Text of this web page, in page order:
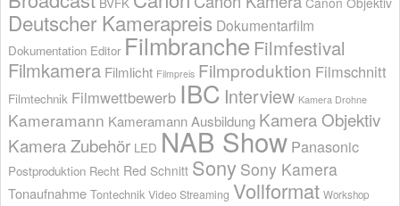
Deutscher Kamerapreis Dokumentarfilm
Dokumentation Editor Filmbranche Filmfestival
Filmkamera Filmlicht Filmpreis Filmproduktion Filmschnitt
Filmtechnik Filmwettbewerb IBC Interview Kamera Drohne
Kameramann Kameramann Ausbildung Kamera Objektiv
Kamera Zubehör LED NAB Show Panasonic
Postproduktion Recht Red Schnitt Sony Sony Kamera
Tonaufnahme Tontechnik Video Streaming Vollformat Workshop